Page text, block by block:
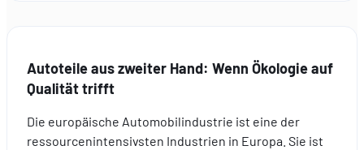
den
Kindern
Sommer
Autoteile aus zweiter Hand: Wenn Ökologie auf
Qualität trifft
Die europäische Automobilindustrie ist eine der
ressourcenintensivsten Industrien in Europa. Sie ist